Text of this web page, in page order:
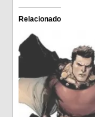
Facebook
(Se
abre
una
ventana
nueva)
ventana
nueva)
Relacionado